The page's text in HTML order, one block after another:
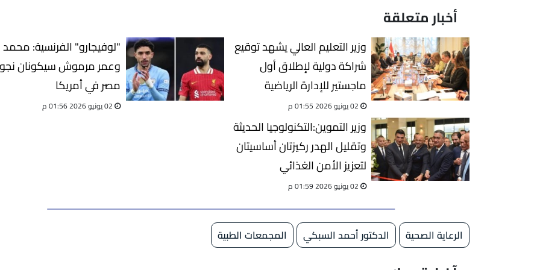
أخبار متعلقة
وزير التعليم العالي يشهد توقيع
شراكة دولية لإطلاق أول
ماجستير للإدارة الرياضية
"لوفيجارو" الفرنسية:
وعمر مرموش سيكونان
مصر في أمريكا
02 يونيو 2026 01:56 م
وزير التموين:التكنولوجيا الحديثة
وتقليل الهدر ركيزتان أساسيتان
لتعزيز الأمن الغذائي
الرعاية الصحية الدكتور أحمد السبكي المجمعات الطبية